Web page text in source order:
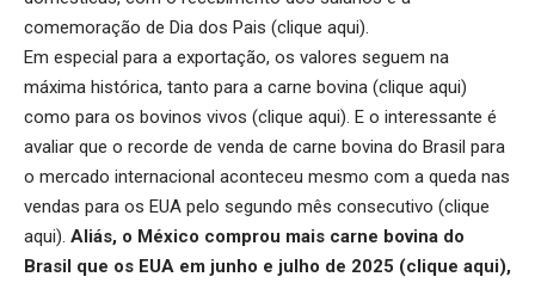
comemoração de Dia dos Pais (clique aqui).
Em especial para a exportação, os valores seguem na
máxima histórica, tanto para a carne bovina (clique aqui)
como para os bovinos vivos (clique aqui). E o interessante é
avaliar que o recorde de venda de carne bovina do Brasil para
o mercado internacional aconteceu mesmo com a queda nas
vendas para os EUA pelo segundo mês consecutivo (clique
aqui). Aliás, o México comprou mais carne bovina do
Brasil que os EUA em junho e julho de 2025 (clique aqui),